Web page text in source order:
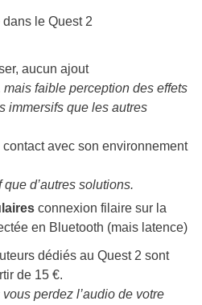
dans le Quest 2
aucun ajout
faible perception des effets
immersifs que les autres
contact avec son environnement
d’autres solutions.
connexion filaire sur la
en Bluetooth (mais latence)
dédiés au Quest 2 sont
de 15 €.
perdez l’audio de votre